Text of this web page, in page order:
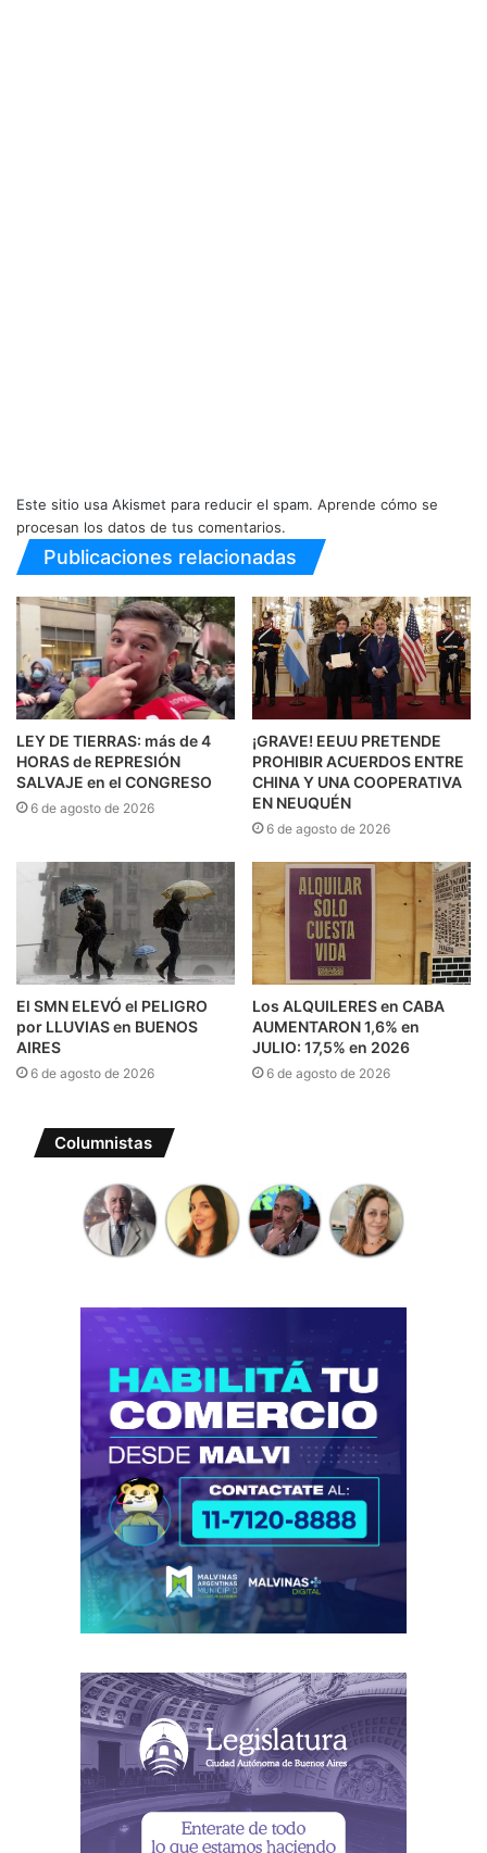
Este sitio usa Akismet para reducir el spam. Aprende cómo se
procesan los datos de tus comentarios.
Publicaciones relacionadas
LEY DE TIERRAS: más de 4
HORAS de REPRESIÓN
SALVAJE en el CONGRESO
6 de agosto de 2026
¡GRAVE! EEUU PRETENDE
PROHIBIR ACUERDOS ENTRE
CHINA Y UNA COOPERATIVA
EN NEUQUÉN
6 de agosto de 2026
El SMN ELEVÓ el PELIGRO
por LLUVIAS en BUENOS
AIRES
6 de agosto de 2026
Los ALQUILERES en CABA
AUMENTARON 1,6% en
JULIO: 17,5% en 2026
6 de agosto de 2026
Columnistas